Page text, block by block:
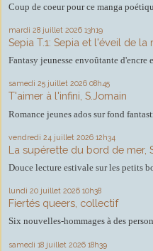
Coup de coeur pour ce manga
mardi 28 juillet 2026 13h19
Sepia T.1: Sepia et l'éveil de la
Fantasy jeunesse envoûtante d'encre
samedi 25 juillet 2026 08h45
T'aimer à l'infini, S.Jomain
Romance jeunes ados sur fond
vendredi 24 juillet 2026 12h34
La supérette du bord de mer,
Douce lecture estivale sur les petits
lundi 20 juillet 2026 10h38
Fiertés queers, collectif
Six nouvelles-hommages à des
samedi 18 juillet 2026 18h39